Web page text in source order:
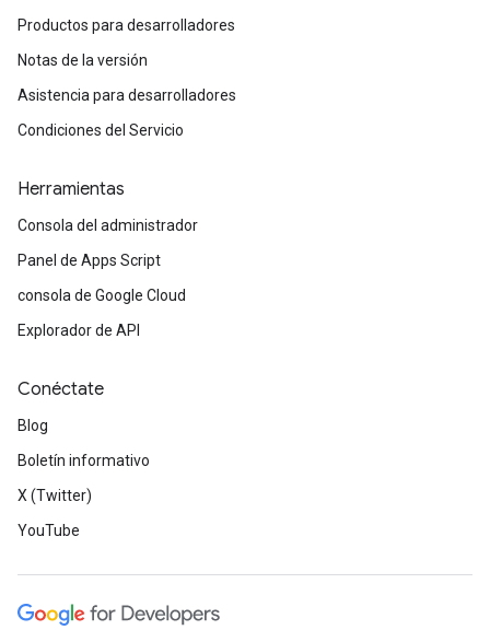
Productos para desarrolladores
Notas de la versión
Asistencia para desarrolladores
Condiciones del Servicio
Herramientas
Consola del administrador
Panel de Apps Script
consola de Google Cloud
Explorador de API
Conéctate
Blog
Boletín informativo
X (Twitter)
YouTube